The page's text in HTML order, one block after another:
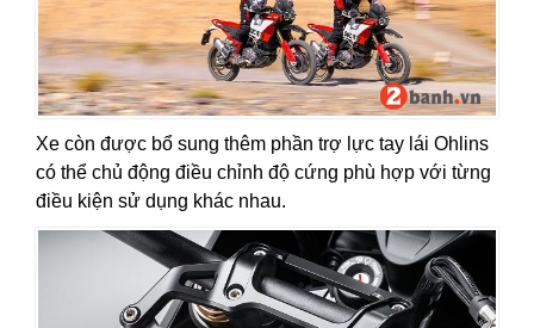
Xe còn được bổ sung thêm phần trợ lực tay lái Ohlins
có thể chủ động điều chỉnh độ cứng phù hợp với từng
điều kiện sử dụng khác nhau.